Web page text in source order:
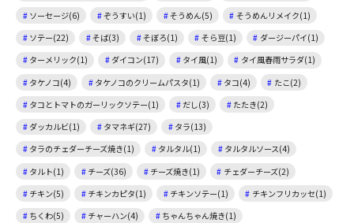
ソーセージ(6)
ぞうすい(1) そうめん(5)
そうめんリメイク(1)
ソテー(22)
そば(3) そぼろ(1) そら豆(1)
ダージーパイ(1)
ターメリック(1)
ダイコン(17) タイ風(1)
タイ風春雨サラダ(1)
タケノコ(4)
タケノコのクリームパスタ(1) タコ(4)
たこ(2)
タコとトマトのガーリックソテー(1)
だし(3)
たたき(2)
ダッカルビ(1)
タマネギ(27)
タラ(13)
タラのチェダーチーズ焼き(1)
タルタル(1)
タルタルソース(4)
タルト(1)
チーズ(36) チーズ焼き(1)
チェダーチーズ(2)
チキン(5)
チキンカピタ(1) チキンソテー(1)
チキンフリカッセ(1)
ちくわ(5)
チャーハン(4)
ちゃんちゃん焼き(1)